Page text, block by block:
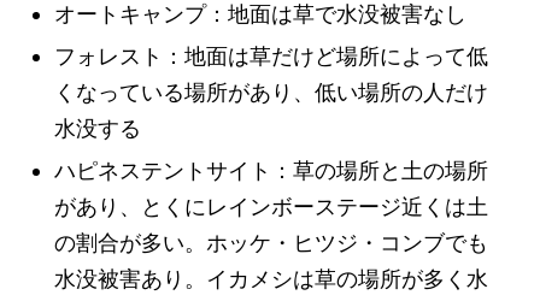
オートキャンプ：地面は草で水没被害なし
フォレスト：地面は草だけど場所によって低
くなっている場所があり、低い場所の人だけ
水没する
ハピネステントサイト：草の場所と土の場所
があり、とくにレインボーステージ近くは土
の割合が多い。ホッケ・ヒツジ・コンブでも
水没被害あり。イカメシは草の場所が多く水